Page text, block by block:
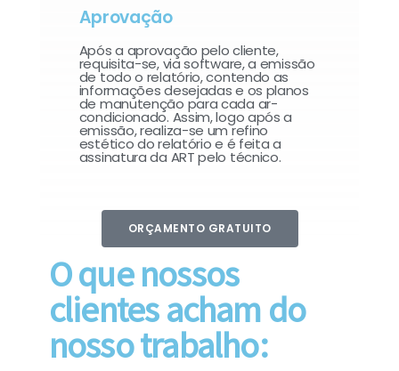
Aprovação
Após a aprovação pelo cliente,
requisita-se, via software, a emissão
de todo o relatório, contendo as
informações desejadas e os planos
de manutenção para cada ar-
condicionado. Assim, logo após a
emissão, realiza-se um refino
estético do relatório e é feita a
assinatura da ART pelo técnico.
ORÇAMENTO GRATUITO
O que nossos
clientes acham do
nosso trabalho: